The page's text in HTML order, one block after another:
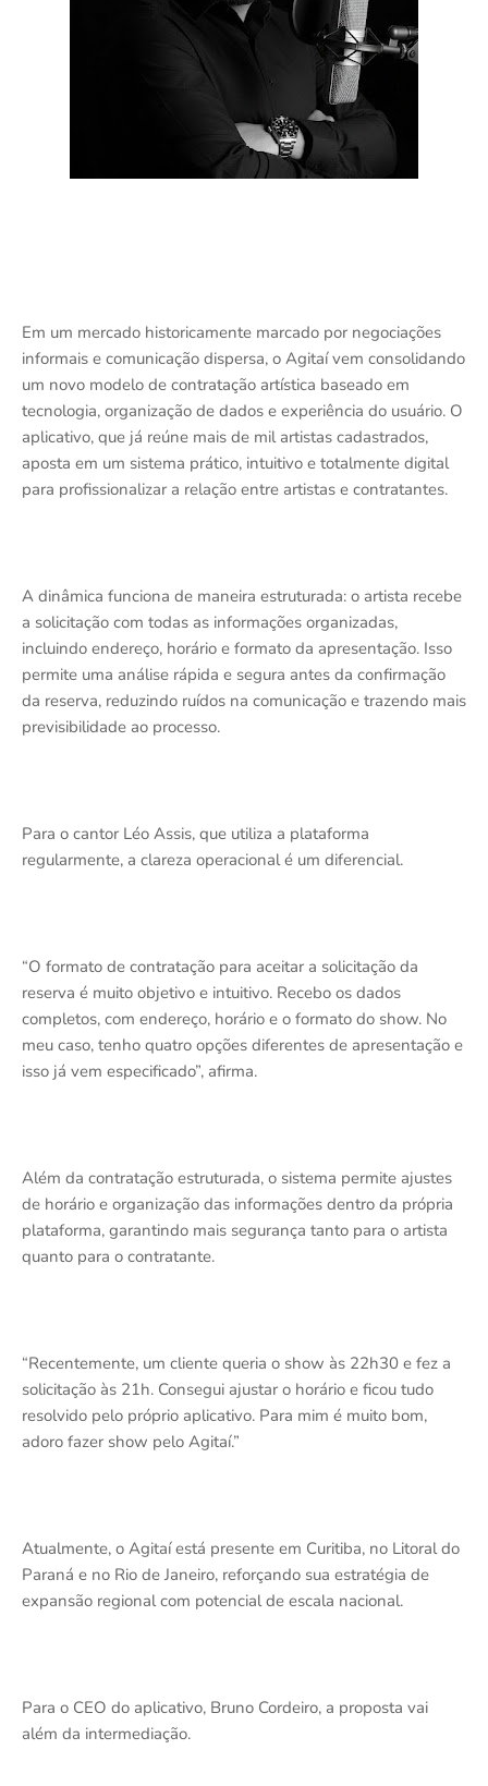
Em um mercado historicamente marcado por negociações
informais e comunicação dispersa, o Agitaí vem consolidando
um novo modelo de contratação artística baseado em
tecnologia, organização de dados e experiência do usuário. O
aplicativo, que já reúne mais de mil artistas cadastrados,
aposta em um sistema prático, intuitivo e totalmente digital
para profissionalizar a relação entre artistas e contratantes.
A dinâmica funciona de maneira estruturada: o artista recebe
a solicitação com todas as informações organizadas,
incluindo endereço, horário e formato da apresentação. Isso
permite uma análise rápida e segura antes da confirmação
da reserva, reduzindo ruídos na comunicação e trazendo mais
previsibilidade ao processo.
Para o cantor Léo Assis, que utiliza a plataforma
regularmente, a clareza operacional é um diferencial.
“O formato de contratação para aceitar a solicitação da
reserva é muito objetivo e intuitivo. Recebo os dados
completos, com endereço, horário e o formato do show. No
meu caso, tenho quatro opções diferentes de apresentação e
isso já vem especificado”, afirma.
Além da contratação estruturada, o sistema permite ajustes
de horário e organização das informações dentro da própria
plataforma, garantindo mais segurança tanto para o artista
quanto para o contratante.
“Recentemente, um cliente queria o show às 22h30 e fez a
solicitação às 21h. Consegui ajustar o horário e ficou tudo
resolvido pelo próprio aplicativo. Para mim é muito bom,
adoro fazer show pelo Agitaí.”
Atualmente, o Agitaí está presente em Curitiba, no Litoral do
Paraná e no Rio de Janeiro, reforçando sua estratégia de
expansão regional com potencial de escala nacional.
Para o CEO do aplicativo, Bruno Cordeiro, a proposta vai
além da intermediação.